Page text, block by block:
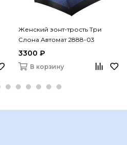
Женский зонт-трость Три
Слона Автомат 2888-03
3300 ₽
В корзину